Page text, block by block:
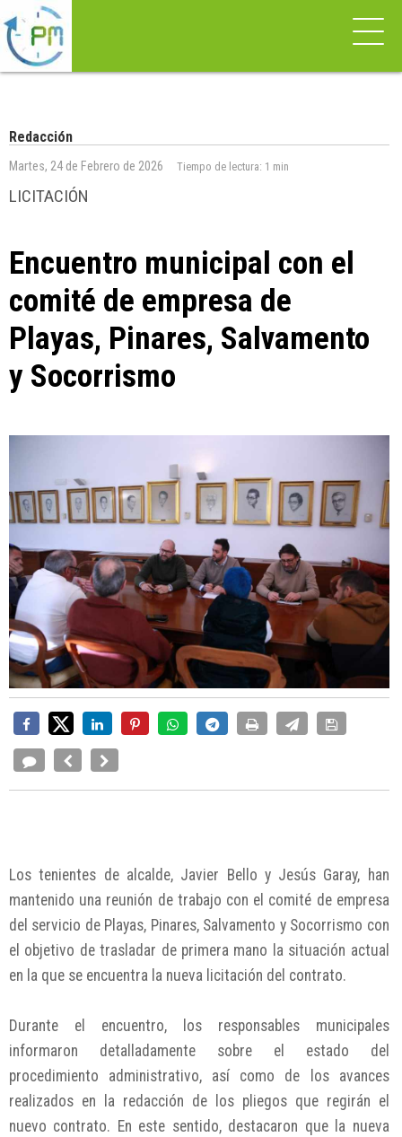
Redacción
Martes, 24 de Febrero de 2026 Tiempo de lectura: 1 min
LICITACIÓN
Encuentro municipal con el
comité de empresa de
Playas, Pinares, Salvamento
y Socorrismo
Los tenientes de alcalde, Javier Bello y Jesús Garay, han
mantenido una reunión de trabajo con el comité de empresa
del servicio de Playas, Pinares, Salvamento y Socorrismo con
el objetivo de trasladar de primera mano la situación actual
en la que se encuentra la nueva licitación del contrato.
Durante el encuentro, los responsables municipales
informaron detalladamente sobre el estado del
procedimiento administrativo, así como de los avances
realizados en la redacción de los pliegos que regirán el
nuevo contrato. En este sentido, destacaron que la nueva